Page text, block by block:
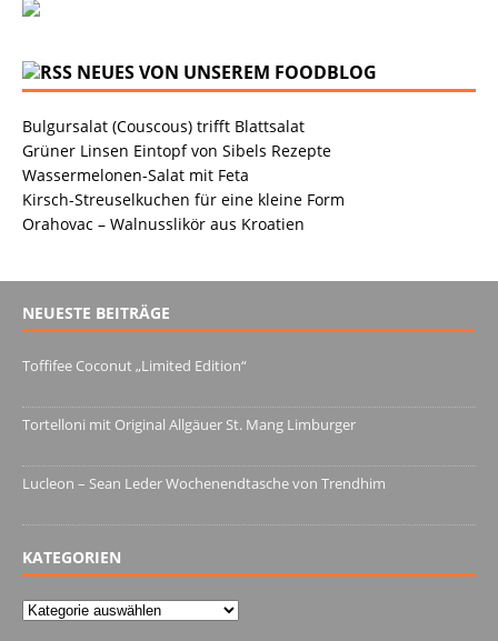
NEUES VON UNSEREM FOODBLOG
Bulgursalat (Couscous) trifft Blattsalat
Grüner Linsen Eintopf von Sibels Rezepte
Wassermelonen-Salat mit Feta
Kirsch-Streuselkuchen für eine kleine Form
Orahovac – Walnusslikör aus Kroatien
NEUESTE BEITRÄGE
Toffifee Coconut „Limited Edition“
Tortelloni mit Original Allgäuer St. Mang Limburger
Lucleon – Sean Leder Wochenendtasche von Trendhim
KATEGORIEN
Kategorien